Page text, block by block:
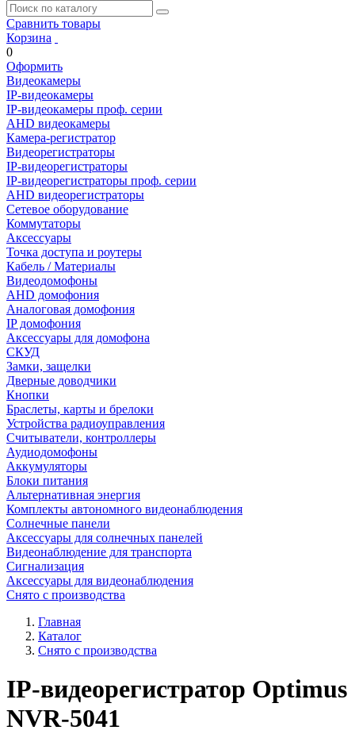
Сравнить товары
Корзина
0
Оформить
Видеокамеры
IP-видеокамеры
IP-видеокамеры проф. серии
AHD видеокамеры
Камера-регистратор
Видеорегистраторы
IP-видеорегистраторы
IP-видеорегистраторы проф. серии
AHD видеорегистраторы
Сетевое оборудование
Коммутаторы
Аксессуары
Точка доступа и роутеры
Кабель / Материалы
Видеодомофоны
AHD домофония
Аналоговая домофония
IP домофония
Аксессуары для домофона
СКУД
Замки, защелки
Дверные доводчики
Кнопки
Браслеты, карты и брелоки
Устройства радиоуправления
Считыватели, контроллеры
Аудиодомофоны
Аккумуляторы
Блоки питания
Альтернативная энергия
Комплекты автономного видеонаблюдения
Солнечные панели
Аксессуары для солнечных панелей
Видеонаблюдение для транспорта
Сигнализация
Аксессуары для видеонаблюдения
Снято с производства
Главная
Каталог
Снято с производства
IP-видеорегистратор Optimus
NVR-5041